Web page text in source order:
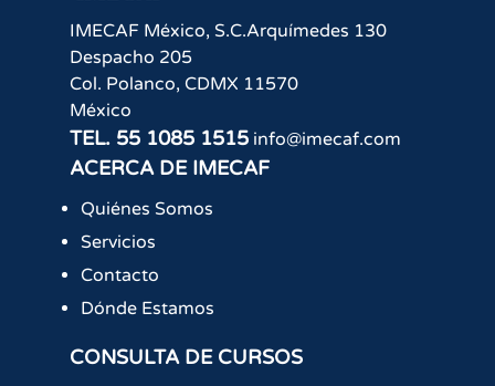
IMECAF México, S.C.Arquímedes 130
Despacho 205
Col. Polanco, CDMX 11570
México
TEL. 55 1085 1515 info@imecaf.com
ACERCA DE IMECAF
Quiénes Somos
Servicios
Contacto
Dónde Estamos
CONSULTA DE CURSOS